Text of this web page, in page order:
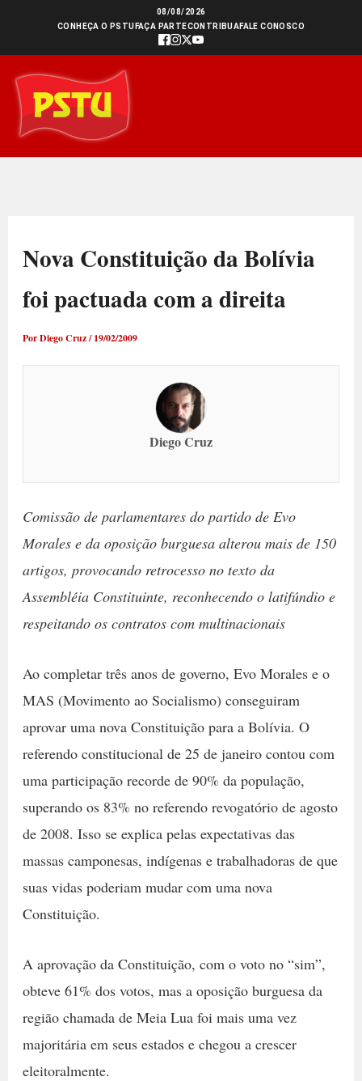
conteúdo
08/08/2026
CONHEÇA O PSTU FAÇA PARTECONTRIBUAFALE CONOSCO
Nova Constituição da Bolívia
foi pactuada com a direita
PorDiego Cruz/19/02/2009
Diego Cruz
Comissão de parlamentares do partido de Evo
Morales e da oposição burguesa alterou mais de 150
artigos, provocando retrocesso no texto da
Assembléia Constituinte, reconhecendo o latifúndio e
respeitando os contratos com multinacionais
Ao completar três anos de governo, Evo Morales e o
MAS (Movimento ao Socialismo) conseguiram
aprovar uma nova Constituição para a Bolívia. O
referendo constitucional de 25 de janeiro contou com
uma participação recorde de 90% da população,
superando os 83% no referendo revogatório de agosto
de 2008. Isso se explica pelas expectativas das
massas camponesas, indígenas e trabalhadoras de que
suas vidas poderiam mudar com uma nova
Constituição.
A aprovação da Constituição, com o voto no “sim”,
obteve 61% dos votos, mas a oposição burguesa da
região chamada de Meia Lua foi mais uma vez
majoritária em seus estados e chegou a crescer
eleitoralmente.